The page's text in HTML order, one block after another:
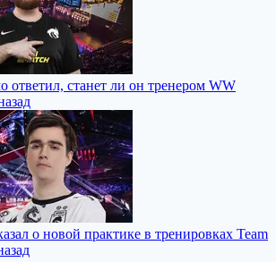
ответил, станет ли он тренером WW
о новой практике в тренировках Team